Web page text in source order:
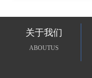
关于我们
ABOUTUS